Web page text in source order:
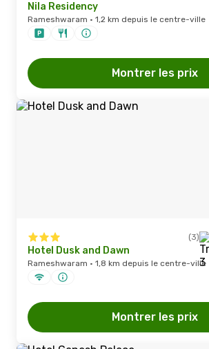
Nila Residency
Rameshwaram · 1,2 km depuis le centre-ville
Montrer les prix
(3)
Hotel Dusk and Dawn
Rameshwaram · 1,8 km depuis le centre-ville
Montrer les prix